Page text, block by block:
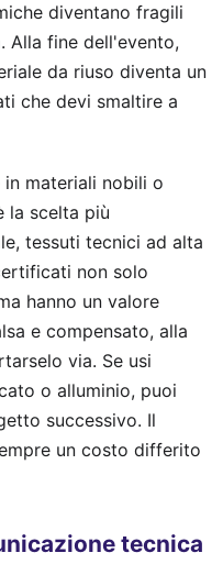
diventano fragili
Alla fine dell'evento,
da riuso diventa un
che devi smaltire a
in materiali nobili o
la scelta più
tessuti tecnici ad alta
non solo
hanno un valore
e compensato, alla
via. Se usi
o alluminio, puoi
successivo. Il
un costo differito
tecnica